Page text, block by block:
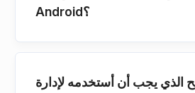
Android؟
الذي يجب أن أستخدمه لإدارة